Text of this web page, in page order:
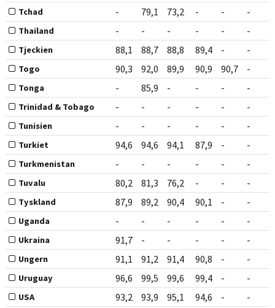
Tchad - 79,1 73,2 - - -
Thailand - - - - - -
Tjeckien 88,1 88,7 88,8 89,4 - -
Togo 90,3 92,0 89,9 90,9 90,7 -
Tonga - 85,9 - - - -
Trinidad & Tobago - - - - - -
Tunisien - - - - - -
Turkiet 94,6 94,6 94,1 87,9 - -
Turkmenistan - - - - - -
Tuvalu 80,2 81,3 76,2 - - -
Tyskland 87,9 89,2 90,4 90,1 - -
Uganda - - - - - -
Ukraina 91,7 - - - - -
Ungern 91,1 91,2 91,4 90,8 - -
Uruguay 96,6 99,5 99,6 99,4 - -
USA 93,2 93,9 95,1 94,6 - -